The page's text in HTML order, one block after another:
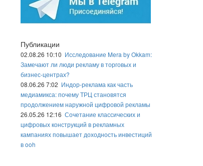
Публикации
02.08.26 10:10 Исследование Mera by Okkam:
Замечают ли люди рекламу в торговых и
бизнес-центрах?
08.06.26 7:02 Индор-реклама как часть
медиамикса: почему ТРЦ становятся
продолжением наружной цифровой рекламы
26.05.26 12:16 Сочетание классических и
цифровых конструкций в рекламных
кампаниях повышает доходность инвестиций
в ooh